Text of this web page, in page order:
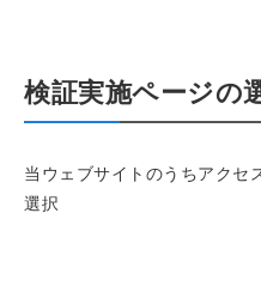
検証実施ページの
当ウェブサイトのうちアクセ
選択